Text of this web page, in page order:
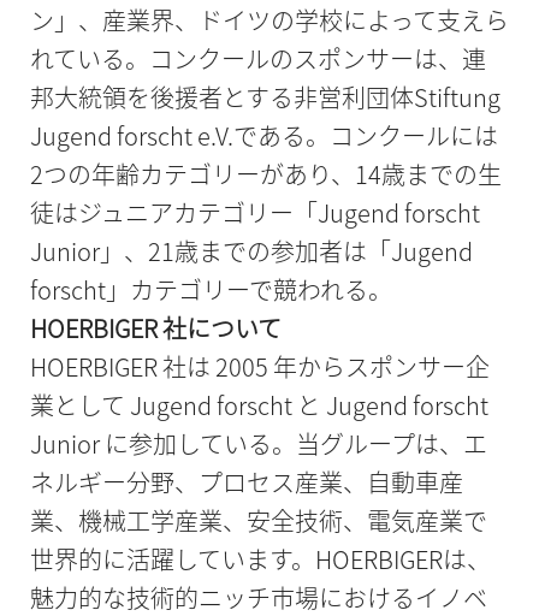
ン」、産業界、ドイツの学校によって支えら
れている。コンクールのスポンサーは、連
邦大統領を後援者とする非営利団体Stiftung
Jugend forscht e.V.である。コンクールには
2つの年齢カテゴリーがあり、14歳までの生
徒はジュニアカテゴリー「Jugend forscht
Junior」、21歳までの参加者は「Jugend
forscht」カテゴリーで競われる。
HOERBIGER 社について
HOERBIGER 社は 2005 年からスポンサー企
業として Jugend forscht と Jugend forscht
Junior に参加している。当グループは、エ
ネルギー分野、プロセス産業、自動車産
業、機械工学産業、安全技術、電気産業で
世界的に活躍しています。HOERBIGERは、
魅力的な技術的ニッチ市場におけるイノベ